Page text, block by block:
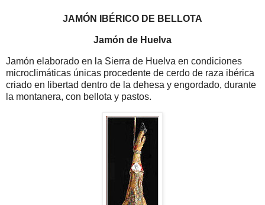
JAMÓN IBÉRICO DE BELLOTA
Jamón de Huelva
Jamón elaborado en la Sierra de Huelva en condiciones
microclimáticas únicas procedente de cerdo de raza ibérica
criado en libertad dentro de la dehesa y engordado, durante
la montanera, con bellota y pastos.